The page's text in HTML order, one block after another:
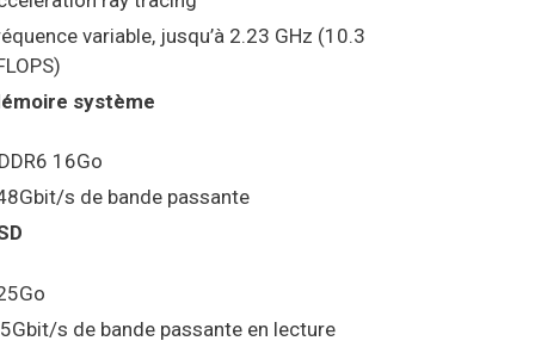
variable, jusqu’à 2.23 GHz (10.3
système
16Go
s de bande passante
s de bande passante en lecture